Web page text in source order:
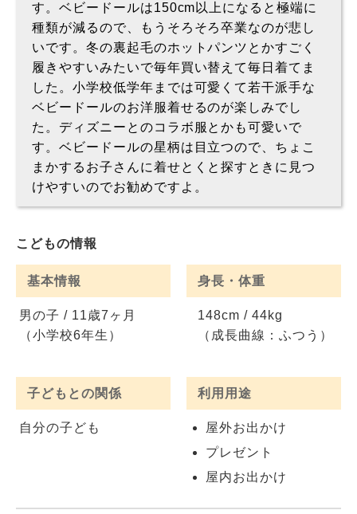
す。ベビードールは150cm以上になると極端に
種類が減るので、もうそろそろ卒業なのが悲し
いです。冬の裏起毛のホットパンツとかすごく
履きやすいみたいで毎年買い替えて毎日着てま
した。小学校低学年までは可愛くて若干派手な
ベビードールのお洋服着せるのが楽しみでし
た。ディズニーとのコラボ服とかも可愛いで
す。ベビードールの星柄は目立つので、ちょこ
まかするお子さんに着せとくと探すときに見つ
けやすいのでお勧めですよ。
こどもの情報
基本情報
男の子 / 11歳7ヶ月
（小学校6年生）
身長・体重
148cm / 44kg
（成長曲線：ふつう）
子どもとの関係
自分の子ども
利用用途
屋外お出かけ
プレゼント
屋内お出かけ